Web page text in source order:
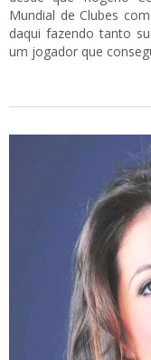
Mundial de Clubes
daqui fazendo tanto
um jogador que